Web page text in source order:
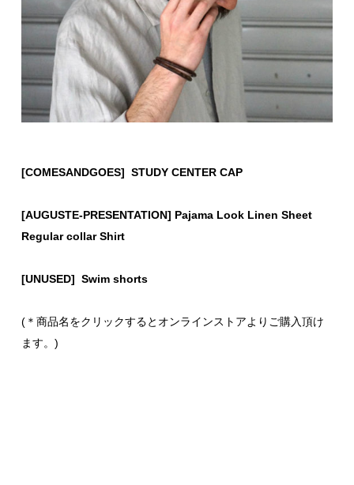
[COMESANDGOES] STUDY CENTER CAP
[AUGUSTE-PRESENTATION] Pajama Look Linen Sheet
Regular collar Shirt
[UNUSED] Swim shorts
(＊商品名をクリックするとオンラインストアよりご購入頂け
ます。)